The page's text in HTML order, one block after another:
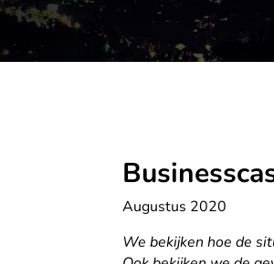
Augustus 2020
We bekijken hoe de